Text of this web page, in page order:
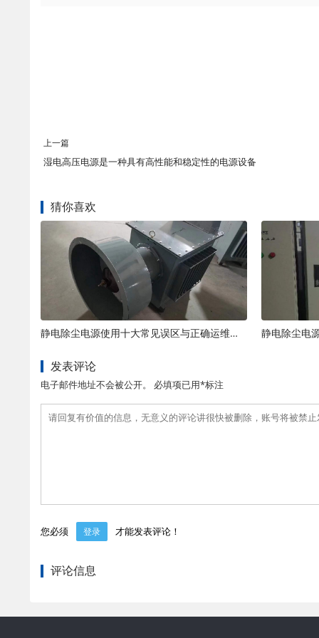
上一篇
湿电高压电源是一种具有高性能和稳定性的电源设备
猜你喜欢
静电除尘电源使用十大常见误区与正确运维规范
发表评论
电子邮件地址不会被公开。 必填项已用*标注
您必须 登录 才能发表评论！
评论信息